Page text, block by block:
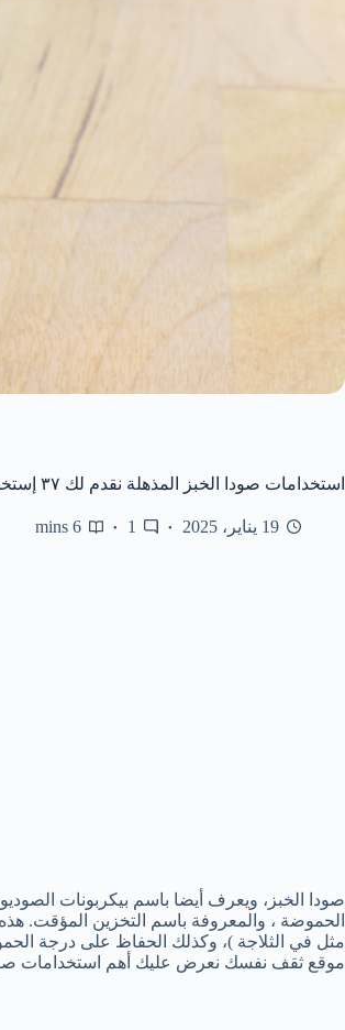
استخدامات صودا الخبز المذهلة نقدم لك ٣٧ إستخدام متنوع ومفيد جداً
19 يناير، 2025 1
6 mins
صودا الخبز، ويعرف أيضا باسم بيكربونات
الحموضة ، والمعروفة باسم التخزين المؤقت.
مثل في الثلاجة )، وكذلك الحفاظ على درجة
موقع ثقف نفسك نعرض عليك أهم استخدامات صودا الخبز و أبرز ٣٧